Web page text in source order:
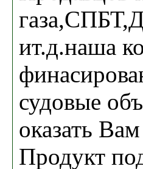
ит.д.наша
судовые
оказать
Продукт